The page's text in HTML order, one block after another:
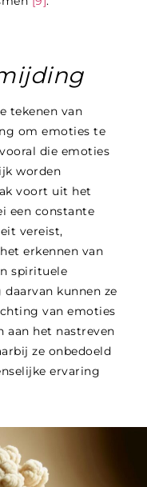
tekenen van
om emoties te
die emoties
worden
voort uit het
een constante
vereist,
erkennen van
spirituele
kunnen ze
van emoties
aan het nastreven
ze onbedoeld
ervaring